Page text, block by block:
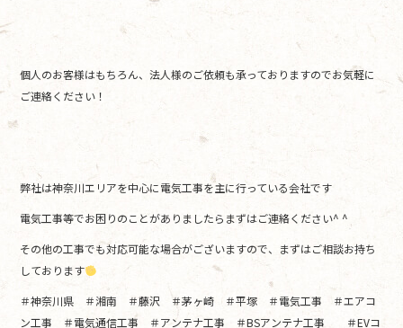
個人のお客様はもちろん、法人様のご依頼も承っておりますのでお気軽に
ご連絡ください！
弊社は神奈川エリアを中心に電気工事を主に行っている会社です
電気工事等でお困りのことがありましたらまずはご連絡ください^ ^
その他の工事でも対応可能な場合がございますので、まずはご相談お持ち
しております
＃神奈川県 ＃湘南 ＃藤沢 ＃茅ヶ崎 ＃平塚 ＃電気工事 ＃エアコ
ン工事 ＃電気通信工事 ＃アンテナ工事 ＃BSアンテナ工事 ＃EVコ